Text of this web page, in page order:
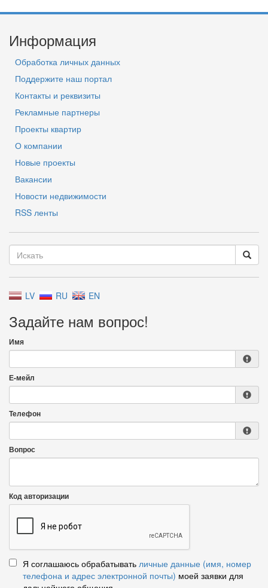
Информация
Обработка личных данных
Поддержите наш портал
Контакты и реквизиты
Рекламные партнеры
Проекты квартир
О компании
Новые проекты
Вакансии
Новости недвижимости
RSS ленты
LV RU EN
Задайте нам вопрос!
Имя
Е-мейл
Телефон
Вопрос
Код авторизации
Я соглашаюсь обрабатывать личные данные (имя, номер
телефона и адрес электронной почты) моей заявки для